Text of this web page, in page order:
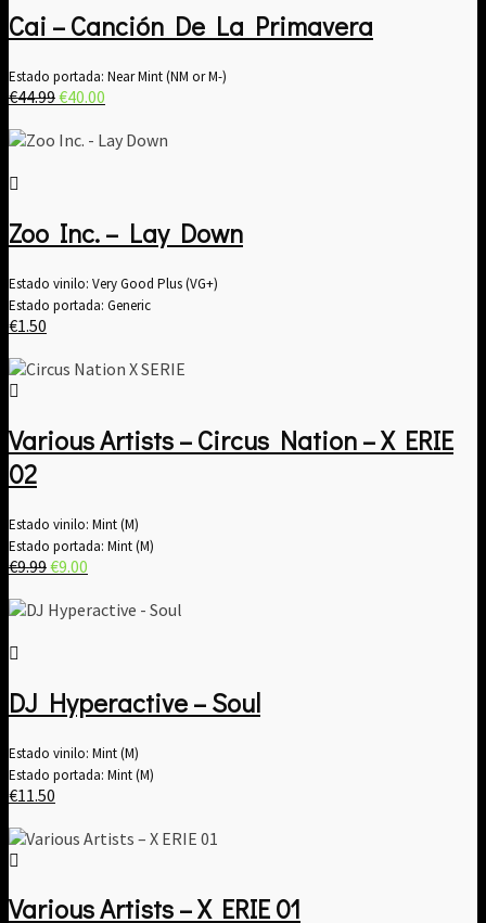
Cai – Canción De La Primavera
Estado portada: Near Mint (NM or M-)
€44.99El
original
€40.00
actual
Zoo Inc. – Lay Down
Estado vinilo: Very Good Plus (VG+)
Estado portada: Generic
€1.50
Various Artists – Circus Nation – X ERIE
02
Estado vinilo: Mint (M)
Estado portada: Mint (M)
€9.99El
original
€9.00
actual
DJ Hyperactive – Soul
Estado vinilo: Mint (M)
Estado portada: Mint (M)
€11.50
Various Artists ‎– X ERIE 01